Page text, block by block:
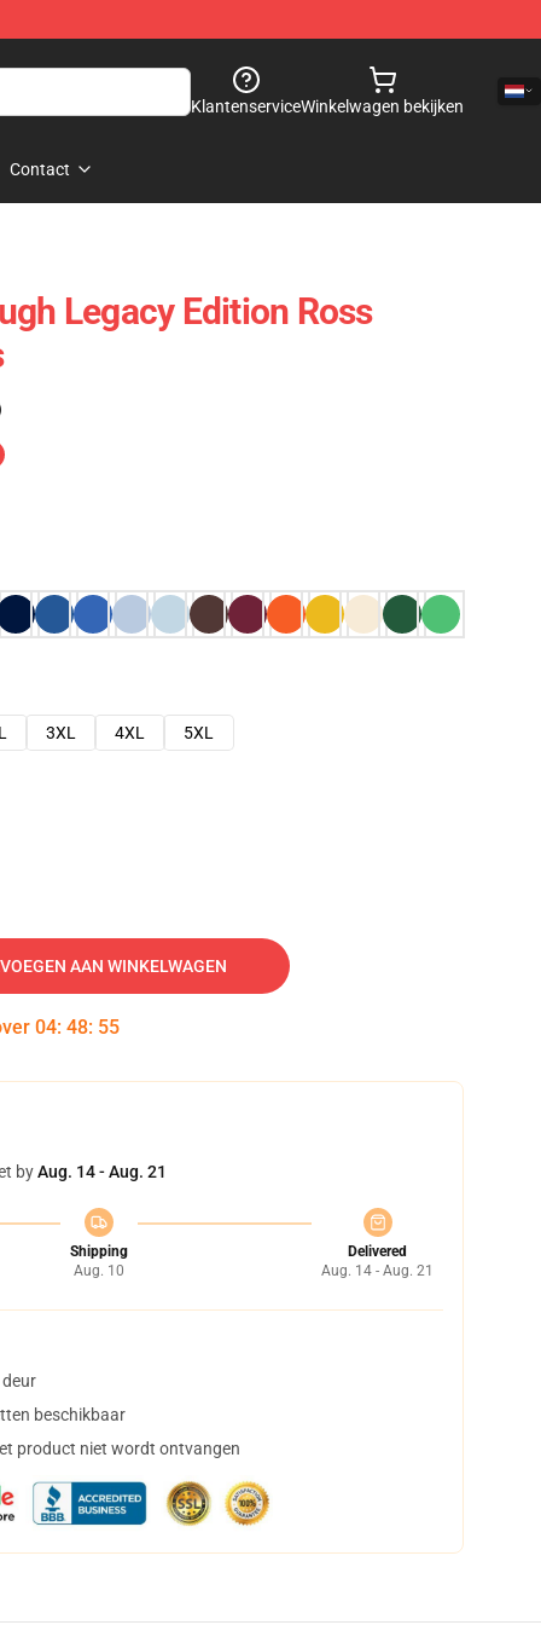
KlantenserviceWinkelwagen bekijken
Contact
Legacy Edition Ross
3XL 4XL
5XL
AAN WINKELWAGEN
04: 48: 54
byAug. 14 - Aug. 21
Shipping
Aug. 10
Delivered
Aug. 14 - Aug. 21
beschikbaar
product niet wordt ontvangen